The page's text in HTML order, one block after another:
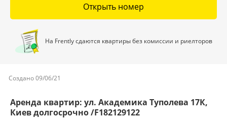
Открыть номер
На Frently сдаются квартиры без комиссии и риелторов
Создано 09/06/21
Аренда квартир: ул. Академика Туполева 17К,
Киев долгосрочно /F182129122